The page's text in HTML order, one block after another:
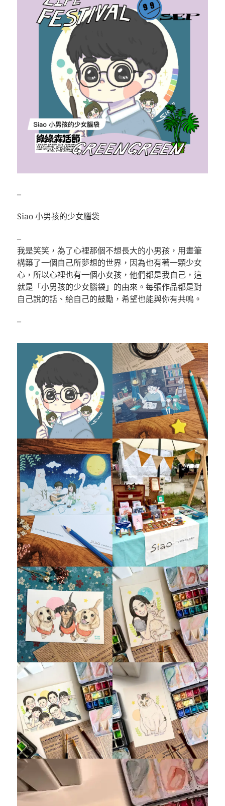
–
Siao 小男孩的少女腦袋
–
我是笑笑，為了心裡那個不想長大的小男孩，用畫筆
構築了一個自己所夢想的世界，因為也有著一顆少女
心，所以心裡也有一個小女孩，他們都是我自己，這
就是「小男孩的少女腦袋」的由來。每張作品都是對
自己說的話、給自己的鼓勵，希望也能與你有共鳴。
–